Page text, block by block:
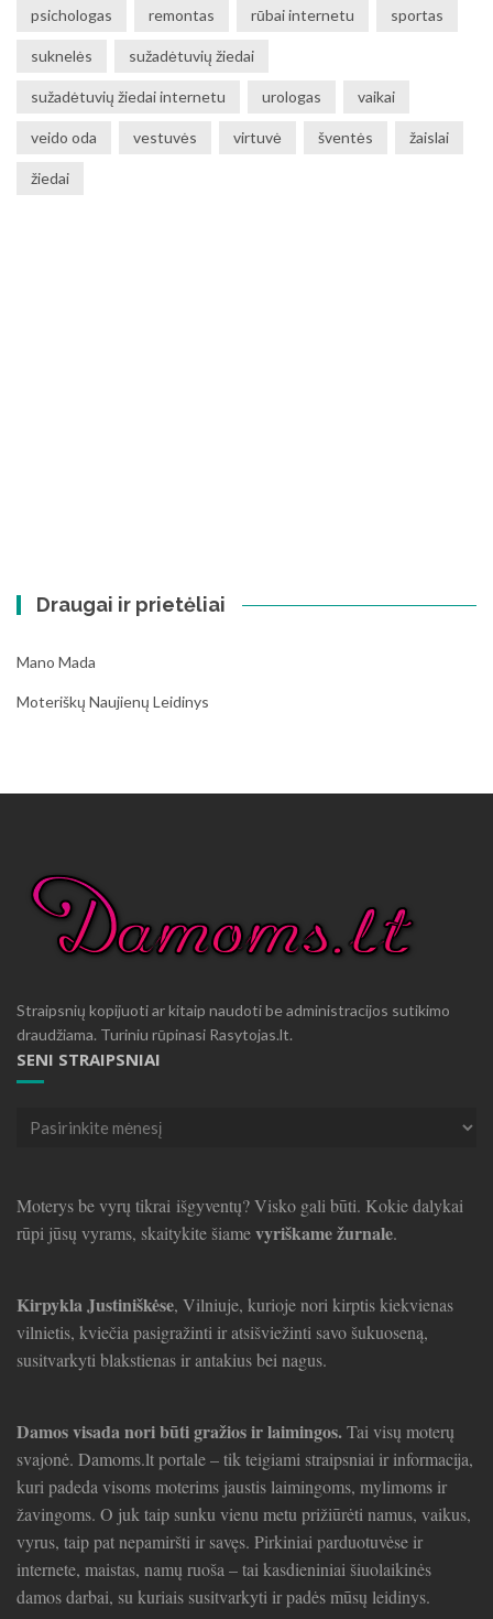
psichologas remontas rūbai internetu sportas
suknelės sužadėtuvių žiedai
sužadėtuvių žiedai internetu urologas vaikai
veido oda vestuvės virtuvė šventės žaislai
žiedai
Draugai ir prietėliai
Mano Mada
Moteriškų Naujienų Leidinys
Straipsnių kopijuoti ar kitaip naudoti be administracijos sutikimo
draudžiama. Turiniu rūpinasi Rasytojas.lt.
SENI STRAIPSNIAI
Seni
Moterys be vyrų tikrai išgyventų? Visko gali būti. Kokie dalykai
rūpi jūsų vyrams, skaitykite šiamevyriškame žurnale.
Kirpykla Justiniškėse, Vilniuje, kurioje nori kirptis kiekvienas
vilnietis, kviečia pasigražinti ir atsišviežinti savo šukuoseną,
susitvarkyti blakstienas ir antakius bei nagus.
Damos visada nori būti gražios ir laimingos.Tai visų moterų
svajonė. Damoms.lt portale – tik teigiami straipsniai ir informacija,
kuri padeda visoms moterims jaustis laimingoms, mylimoms ir
žavingoms. O juk taip sunku vienu metu prižiūrėti namus, vaikus,
vyrus, taip pat nepamiršti ir savęs. Pirkiniai parduotuvėse ir
internete, maistas, namų ruoša – tai kasdieniniai šiuolaikinės
damos darbai, su kuriais susitvarkyti ir padės mūsų leidinys.